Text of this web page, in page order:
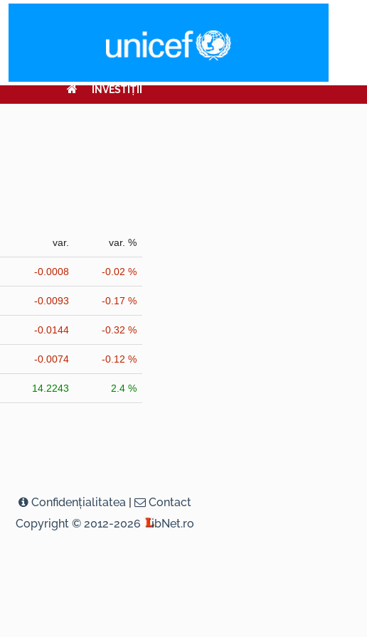
INVESTIŢII
var. var. %
-0.0008 -0.02 %
-0.0093 -0.17 %
-0.0144 -0.32 %
-0.0074 -0.12 %
14.2243 2.4 %
Confidenţialitatea |
Contact
Copyright © 2012-2026
ibNet.ro